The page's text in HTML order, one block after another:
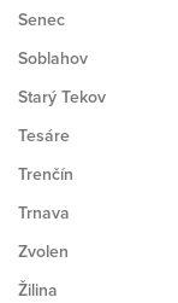
Senec
Soblahov
Starý Tekov
Tesáre
Trenčín
Trnava
Zvolen
Žilina